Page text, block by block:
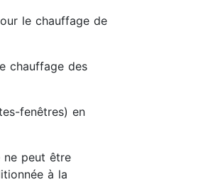
le chauffage de
chauffage des
fenêtres) en
ne peut être
à la